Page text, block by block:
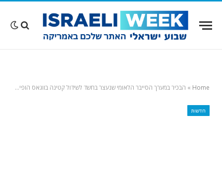
Home
» הבכיר במערך הסייבר הלאומי שנעצר בחשד לשידול קטינה בווגאס הופיע לדיון בבית משפט בנבאדה – בזום
חדשות